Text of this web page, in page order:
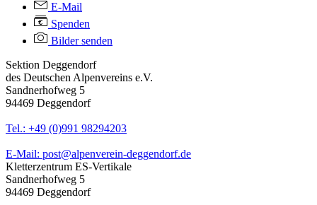
E-Mail
Spenden
Bilder senden
Sektion Deggendorf
des Deutschen Alpenvereins e.V.
Sandnerhofweg 5
94469 Deggendorf
Tel.: +49 (0)991 98294203
E-Mail: post@alpenverein-deggendorf.de
Kletterzentrum ES-Vertikale
Sandnerhofweg 5
94469 Deggendorf